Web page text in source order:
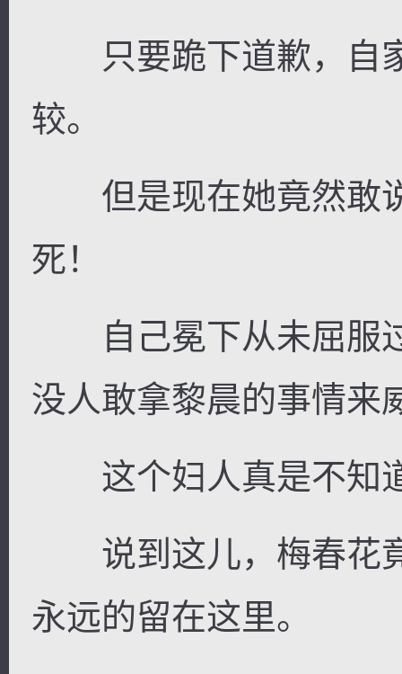
只要跪下道歉，自
较。
但是现在她竟然敢
死！
自己冕下从未屈服
没人敢拿黎晨的事情来
这个妇人真是不知
说到这儿，梅春花
永远的留在这里。